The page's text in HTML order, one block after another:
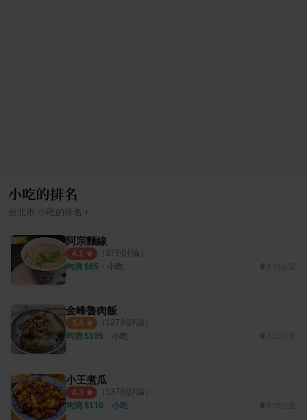
小吃的排名
台北市 小吃 的排名 ›
阿宗麵線
4.1 （ 37則評論）
均消 $65 ・ 小吃
金峰魯肉飯
3.4 （ 127則評論）
均消 $105 ・ 小吃
小王煮瓜
4.3 （ 137則評論）
均消 $110 ・ 小吃